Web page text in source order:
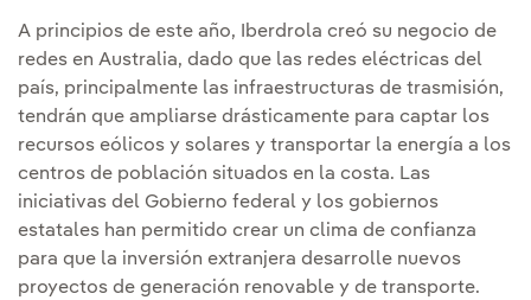
A principios de este año, Iberdrola creó su negocio de
redes en Australia, dado que las redes eléctricas del
país, principalmente las infraestructuras de trasmisión,
tendrán que ampliarse drásticamente para captar los
recursos eólicos y solares y transportar la energía a los
centros de población situados en la costa. Las
iniciativas del Gobierno federal y los gobiernos
estatales han permitido crear un clima de confianza
para que la inversión extranjera desarrolle nuevos
proyectos de generación renovable y de transporte.